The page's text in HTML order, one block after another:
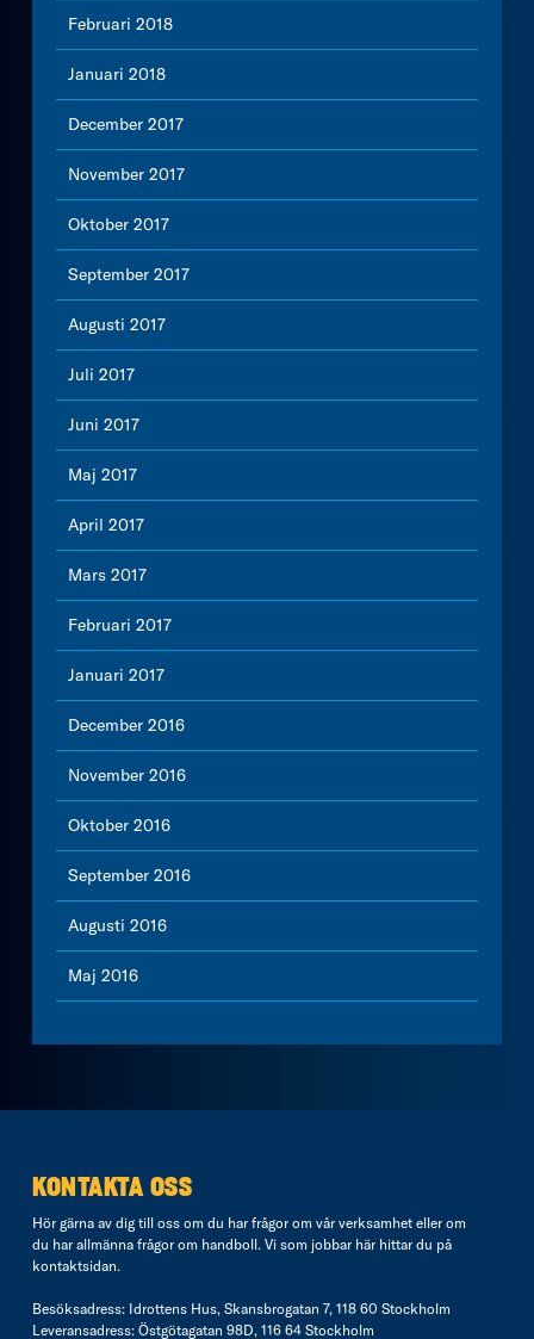
Februari 2018
Januari 2018
December 2017
November 2017
Oktober 2017
September 2017
Augusti 2017
Juli 2017
Juni 2017
Maj 2017
April 2017
Mars 2017
Februari 2017
Januari 2017
December 2016
November 2016
Oktober 2016
September 2016
Augusti 2016
Maj 2016
KONTAKTA OSS
Hör gärna av dig till oss om du har frågor om vår verksamhet eller om
du har allmänna frågor om handboll. Vi som jobbar här hittar du på
kontaktsidan.
Besöksadress: Idrottens Hus, Skansbrogatan 7, 118 60 Stockholm
Leveransadress: Östgötagatan 98D, 116 64 Stockholm